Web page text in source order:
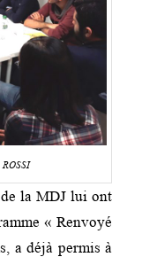
la MDJ lui ont
« Renvoyé
a déjà permis à